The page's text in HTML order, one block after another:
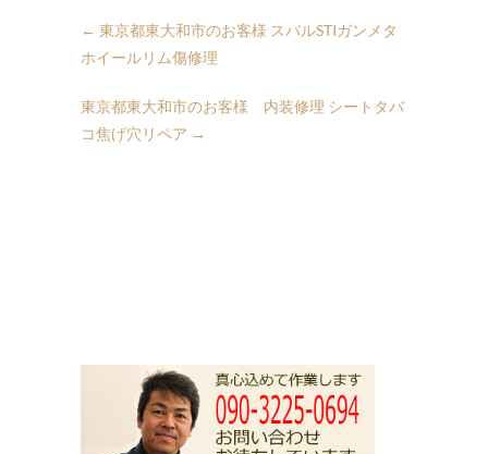
← 東京都東大和市のお客様 スバルSTIガンメタ
ホイールリム傷修理
東京都東大和市のお客様 内装修理 シートタバ
コ焦げ穴リペア →